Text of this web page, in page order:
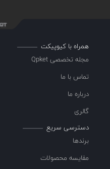
همراه با کیوپیکت
مجله تخصصی Qpket
تماس با ما
درباره ما
گالری
دسترسی سریع
برندها
مقایسه محصولات